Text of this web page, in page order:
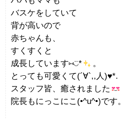
バスケをしていて
背が高いので
赤ちゃんも、
すくすくと
成長しています⑅◡̈*
。
とっても可愛くて(´∀`,,人)♥*.
スタッフ皆、癒されました
院長もにっこにこ(•^u^•)です。